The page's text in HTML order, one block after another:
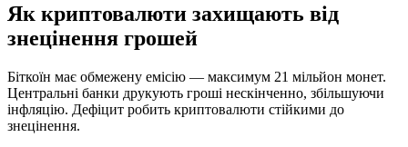
Як криптовалюти захищають від
знецінення грошей
Біткоїн має обмежену емісію — максимум 21 мільйон монет.
Центральні банки друкують гроші нескінченно, збільшуючи
інфляцію. Дефіцит робить криптовалюти стійкими до
знецінення.